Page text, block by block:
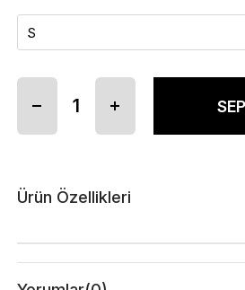
Ürün Özellikleri